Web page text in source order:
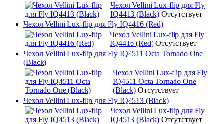
Чехол Vellini Lux-flip для Fly
IQ4413 (Black) Отсутствует
Чехол Vellini Lux-flip для Fly IQ4416 (Red)
Чехол Vellini Lux-flip для Fly
IQ4416 (Red) Отсутствует
Чехол Vellini Lux-flip для Fly IQ4511 Octa Tornado One
(Black)
Чехол Vellini Lux-flip для Fly
IQ4511 Octa Tornado One
(Black) Отсутствует
Чехол Vellini Lux-flip для Fly IQ4513 (Black)
Чехол Vellini Lux-flip для Fly
IQ4513 (Black) Отсутствует